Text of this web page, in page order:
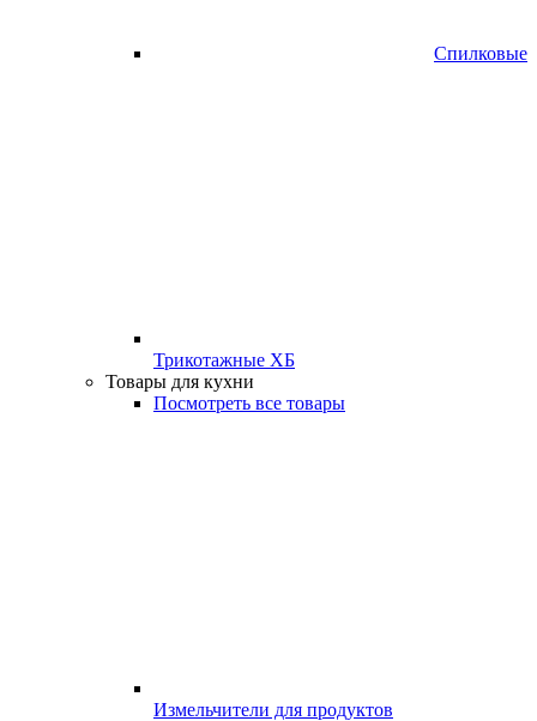
Спилковые
Трикотажные ХБ
Товары для кухни
Посмотреть все товары
Измельчители для продуктов